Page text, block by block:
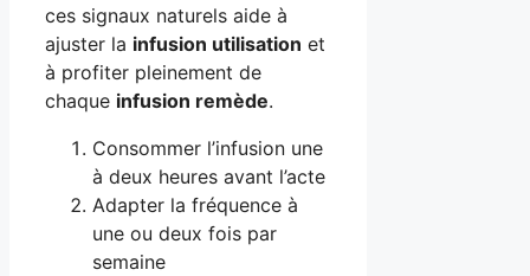
ces signaux naturels aide à
ajuster la infusion utilisation et
à profiter pleinement de
chaque infusion remède.
Consommer l’infusion une
à deux heures avant l’acte
Adapter la fréquence à
une ou deux fois par
semaine